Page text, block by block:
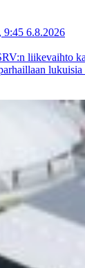
9:45 6.8.2026
liikevaihto
lukuisia